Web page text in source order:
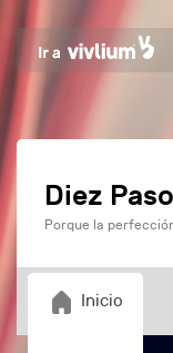
Diez
Porque la
Inicio